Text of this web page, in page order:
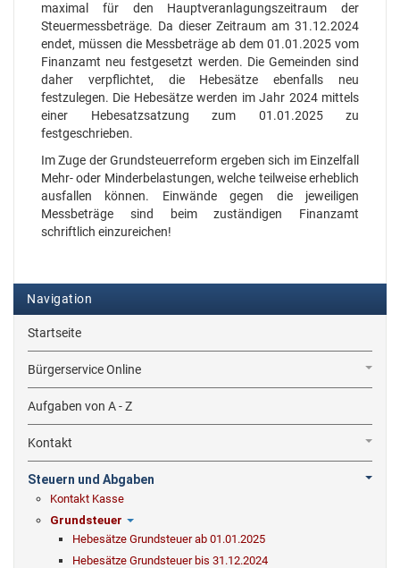
maximal für den Hauptveranlagungszeitraum der
Steuermessbeträge. Da dieser Zeitraum am 31.12.2024
endet, müssen die Messbeträge ab dem 01.01.2025 vom
Finanzamt neu festgesetzt werden. Die Gemeinden sind
daher verpflichtet, die Hebesätze ebenfalls neu
festzulegen. Die Hebesätze werden im Jahr 2024 mittels
einer Hebesatzsatzung zum 01.01.2025 zu
festgeschrieben.
Im Zuge der Grundsteuerreform ergeben sich im Einzelfall
Mehr- oder Minderbelastungen, welche teilweise erheblich
ausfallen können. Einwände gegen die jeweiligen
Messbeträge sind beim zuständigen Finanzamt
schriftlich einzureichen!
Navigation
Startseite
Bürgerservice Online
Aufgaben von A - Z
Kontakt
Steuern und Abgaben
Kontakt Kasse
Grundsteuer
Hebesätze Grundsteuer ab 01.01.2025
Hebesätze Grundsteuer bis 31.12.2024